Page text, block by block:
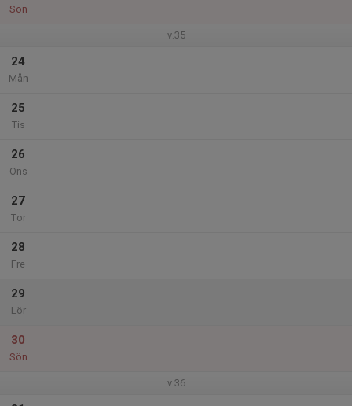
Sön
v.35
24
Mån
25
Tis
26
Ons
27
Tor
28
Fre
29
Lör
30
Sön
v.36